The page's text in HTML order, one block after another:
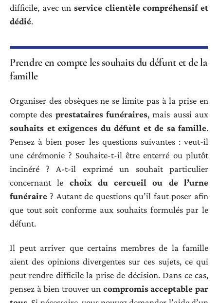
difficile, avec un service clientèle compréhensif et
dédié.
Prendre en compte les souhaits du défunt et de la
famille
Organiser des obsèques ne se limite pas à la prise en
compte des prestataires funéraires, mais aussi aux
souhaits et exigences du défunt et de sa famille.
Pensez à bien poser les questions suivantes : veut-il
une cérémonie ? Souhaite-t-il être enterré ou plutôt
incinéré ? A-t-il exprimé un souhait particulier
concernant le choix du cercueil ou de l’urne
funéraire ? Autant de questions qu’il faut poser afin
que tout soit conforme aux souhaits formulés par le
défunt.
Il peut arriver que certains membres de la famille
aient des opinions divergentes sur ces sujets, ce qui
peut rendre difficile la prise de décision. Dans ce cas,
pensez à bien trouver un compromis acceptable par